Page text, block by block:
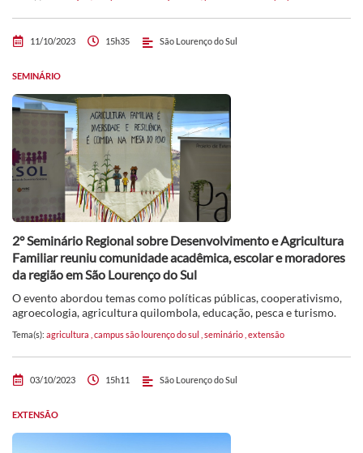
11/10/2023 15h35 São Lourenço do Sul
SEMINÁRIO
2° Seminário Regional sobre Desenvolvimento e Agricultura
Familiar reuniu comunidade acadêmica, escolar e moradores
da região em São Lourenço do Sul
O evento abordou temas como políticas públicas, cooperativismo,
agroecologia, agricultura quilombola, educação, pesca e turismo.
Tema(s): agricultura campus são lourenço do sul seminário extensão
03/10/2023 15h11 São Lourenço do Sul
EXTENSÃO